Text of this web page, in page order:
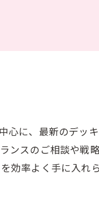
心に、最新のデッ
ンスのご相談や戦
効率よく手に入れ